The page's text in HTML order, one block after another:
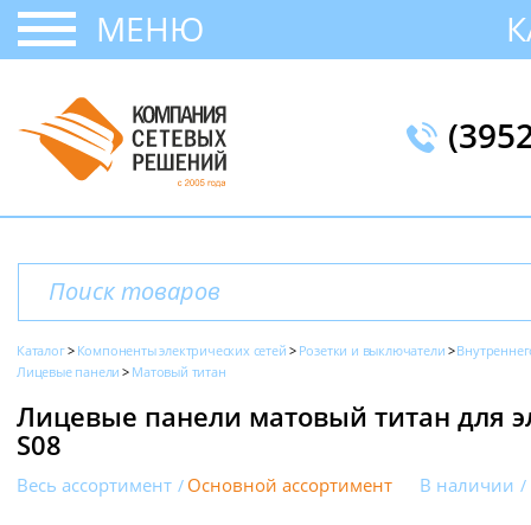
МЕНЮ
Каталог Компоненты электрических сетей Розетки и выключатели
Лицевые панели
Матовый титан
Лицевые панели матовый титан для
S08
Весь ассортимент Основной ассортимент В наличии